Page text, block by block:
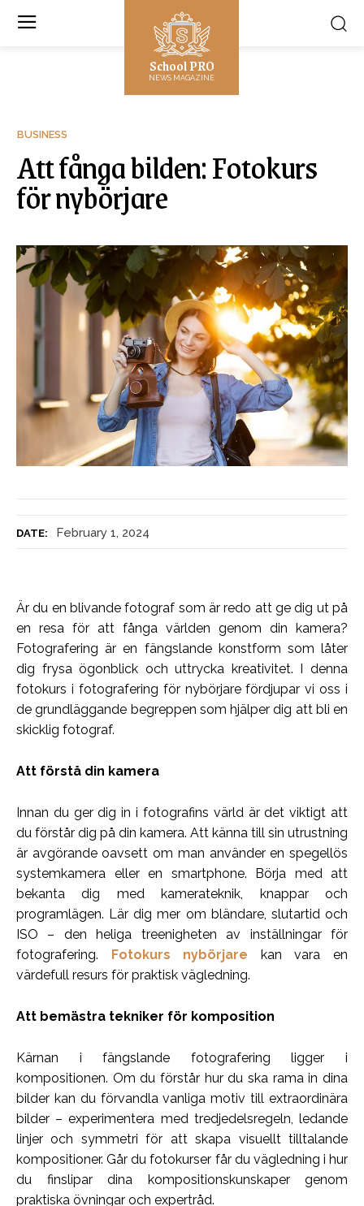
School PRO
NEWS MAGAZINE
DATE: February 1, 2024
BUSINESS
Att fånga bilden: Fotokurs
för nybörjare
Är du en blivande fotograf som är redo att ge dig ut på
en resa för att fånga världen genom din kamera?
Fotografering är en fängslande konstform som låter
dig frysa ögonblick och uttrycka kreativitet. I denna
fotokurs i fotografering för nybörjare fördjupar vi oss i
de grundläggande begreppen som hjälper dig att bli en
skicklig fotograf.
Att förstå din kamera
Innan du ger dig in i fotografins värld är det viktigt att
du förstår dig på din kamera. Att känna till sin utrustning
är avgörande oavsett om man använder en spegellös
systemkamera eller en smartphone. Börja med att
bekanta dig med kamerateknik, knappar och
programlägen. Lär dig mer om bländare, slutartid och
ISO – den heliga treenigheten av inställningar för
fotografering. Fotokurs nybörjare kan vara en
värdefull resurs för praktisk vägledning.
Att bemästra tekniker för komposition
Kärnan i fängslande fotografering ligger i
kompositionen. Om du förstår hur du ska rama in dina
bilder kan du förvandla vanliga motiv till extraordinära
bilder – experimentera med tredjedelsregeln, ledande
linjer och symmetri för att skapa visuellt tilltalande
kompositioner. Går du fotokurser får du vägledning i hur
du finslipar dina kompositionskunskaper genom
praktiska övningar och expertråd.